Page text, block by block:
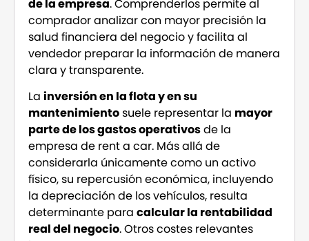
de la empresa. Comprenderlos permite al
comprador analizar con mayor precisión la
salud financiera del negocio y facilita al
vendedor preparar la información de manera
clara y transparente.
La inversión en la flota y en su
mantenimientosuele representar la mayor
parte de los gastos operativosde la
empresa de rent a car. Más allá de
considerarla únicamente como un activo
físico, su repercusión económica, incluyendo
la depreciación de los vehículos, resulta
determinante para calcular la rentabilidad
real del negocio. Otros costes relevantes